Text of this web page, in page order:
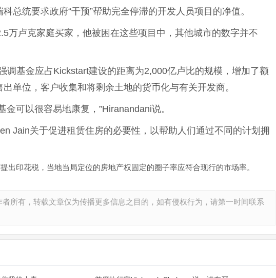
总统要求政府“干预”帮助完全停滞的开发人员项目的净值。
万卢克家庭买家，他被困在这些项目中，其他城市的数字并不
调基金应占Kickstart建设的距离为2,000亿卢比的规模，增加了额
单位，客户收集和将剩余土地的货币化与有关开发商。
金可以很容易地康复，”Hiranandani说。
Jain关于促进租赁住房的必要性，以帮助人们通过不同的计划拥
出印花税，当地当局定位的房地产权固定的圈子率应符合现行的市场率。
所有，转载文章仅为传播更多信息之目的，如有侵权行为，请第一时间联系